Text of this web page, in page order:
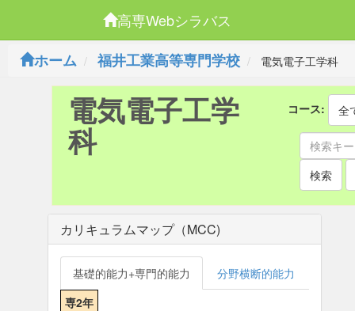
高専Webシラバス
ホーム
福井工業高等専門学校 電気電子工学科
電気電子工学
科
コース: 全
検索
カリキュラムマップ（MCC)
基礎的能力+専門的能力
分野横断的能力
専2年